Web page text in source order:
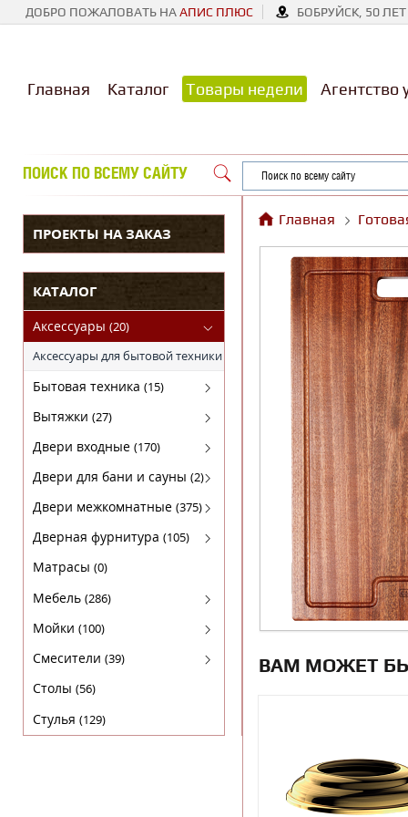
ДОБРО ПОЖАЛОВАТЬ НААПИС ПЛЮС БОБРУЙСК, 50
Главная Каталог Товары недели Агентство
ПОИСК ПО ВСЕМУ САЙТУ
ПРОЕКТЫ НА ЗАКАЗ
КАТАЛОГ
Аксессуары (20)
Аксессуары для бытовой техники
Бытовая техника (15)
Духовые шкафы
Кофемашины
Микроволновки
Поверхности газовые
Поверхности электрические
Холодильники
Вытяжки (27)
FABER
KRONA
SHINDO
TEKA
Двери входные (170)
Luxor(Люксор)
Гарда
МагнаБел
ПРОМЕТ
Сталлер
Двери для бани и сауны (2)
Двери для бани
Двери межкомнатные (375)
Амати
Бона
Двери из массива ольхи
Массив сосны
Экошпон STARK
Экошпон DEFORM
Экошпон PORTAS
Дверная фурнитура (105)
Arni (Арни)
Arni Lux
Lockit (Локит)
VELA (ВЕЛА)
Нора-M
Матрасы (0)
Мебель (286)
Комплекты
Кресла
Кровати
Мебель Sheffilton
Мойки (100)
Гранитные
Нержавейка
Смесители (39)
Для кухни
Столы (56)
Стулья (129)
Главная
ВАМ МОЖЕТ